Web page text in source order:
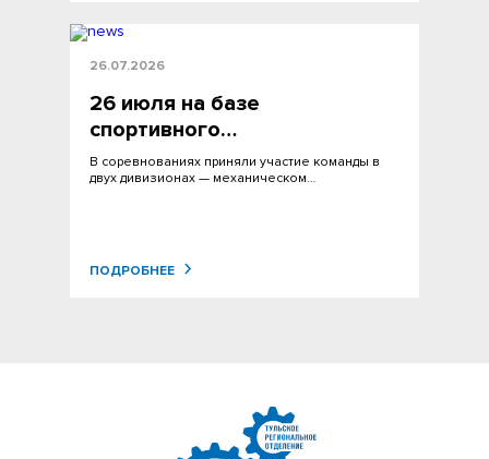
26.07.2026
26 июля на базе
спортивного…
В соревнованиях приняли участие команды в
двух дивизионах — механическом…
ПОДРОБНЕЕ